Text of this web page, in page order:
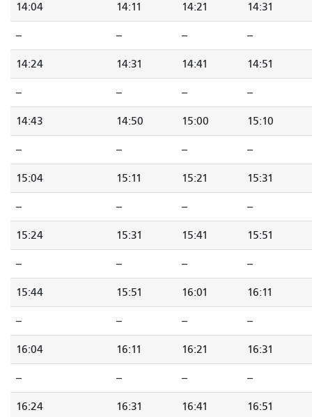
14:04 14:11 14:21 14:31
-- -- -- --
14:24 14:31 14:41 14:51
-- -- -- --
14:43 14:50 15:00 15:10
-- -- -- --
15:04 15:11 15:21 15:31
-- -- -- --
15:24 15:31 15:41 15:51
-- -- -- --
15:44 15:51 16:01 16:11
-- -- -- --
16:04 16:11 16:21 16:31
-- -- -- --
16:24 16:31 16:41 16:51